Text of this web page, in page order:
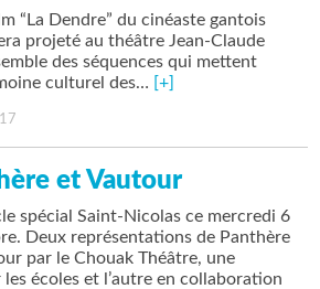
“La Dendre” du cinéaste gantois
projeté au théâtre Jean-Claude
des séquences qui mettent
culturel des… [+]
et Vautour
spécial Saint-Nicolas ce mercredi 6
Deux représentations de Panthère
par le Chouak Théâtre, une
écoles et l’autre en collaboration